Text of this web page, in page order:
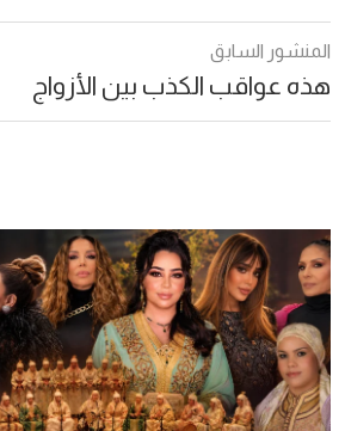
المنشور السابق
هذه عواقب الكذب بين الأزواج